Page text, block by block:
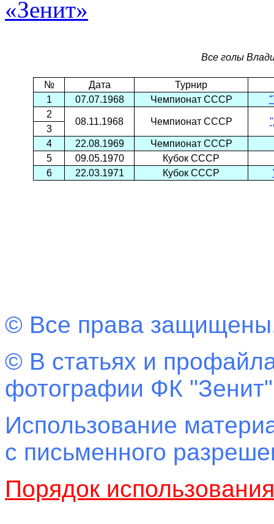
Все голы
№ Дата
Турнир
1
07.07.1968 Чемпионат СССР
2
08.11.1968 Чемпионат СССР
3
4
22.08.1969
Чемпионат СССР
5
09.05.1970
Кубок СССР
6
22.03.1971 Кубок СССР
© Все права
© В статьях и
фотографии ФК
Использование
с письменного
Порядок